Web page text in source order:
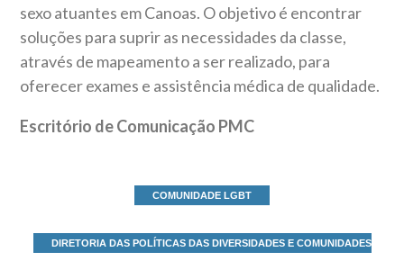
sexo atuantes em Canoas. O objetivo é encontrar
soluções para suprir as necessidades da classe,
através de mapeamento a ser realizado, para
oferecer exames e assistência médica de qualidade.
Escritório de Comunicação PMC
COMUNIDADE LGBT
DIRETORIA DAS POLÍTICAS DAS DIVERSIDADES E COMUNIDADES